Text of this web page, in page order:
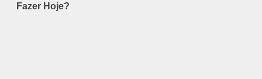
Fazer Hoje?